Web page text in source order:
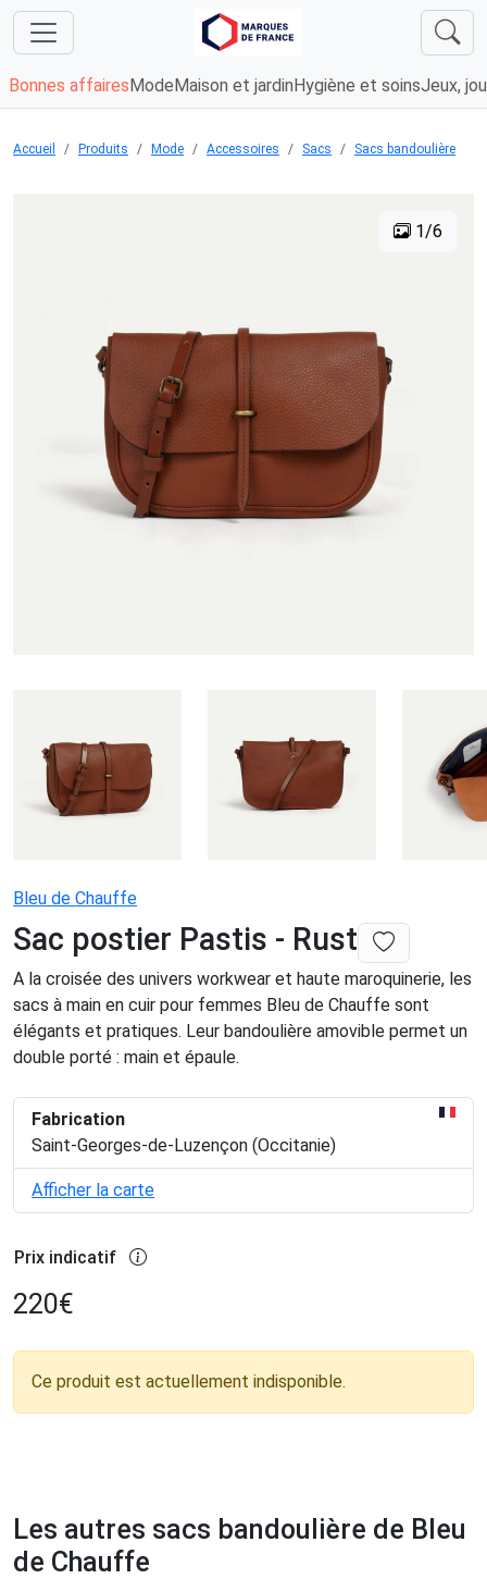
Bonnes affaires Mode Maison et jardin Hygiène et soinsJeux,
Accueil Produits Mode Accessoires Sacs Sacs bandoulière
1/6
Bleu de Chauffe
Sac postier Pastis - Rust
A la croisée des univers workwear et haute maroquinerie, les
sacs à main en cuir pour femmes Bleu de Chauffe sont
élégants et pratiques. Leur bandoulière amovible permet un
double porté : main et épaule.
Fabrication
Saint-Georges-de-Luzençon (Occitanie)
Afficher la carte
Prix indicatif
220€
Ce produit est actuellement indisponible.
Les autres sacs bandoulière de Bleu
de Chauffe